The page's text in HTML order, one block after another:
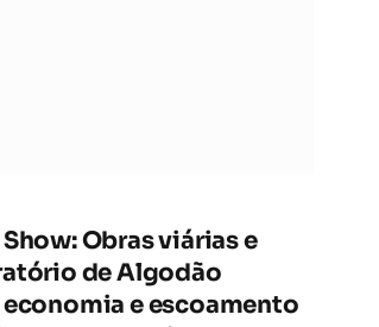
Obras viárias e
de Algodão
e escoamento